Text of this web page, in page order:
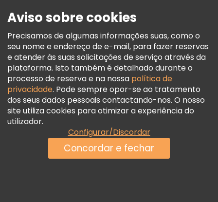
Termos E Informações Legais
Política De Cookies
Freetour Prémios
Programa De Fidelidade
Aviso sobre cookies
Precisamos de algumas informações suas, como o
seu nome e endereço de e-mail, para fazer reservas
e atender às suas solicitações de serviço através da
plataforma. Isto também é detalhado durante o
processo de reserva e na nossa política de
privacidade. Pode sempre opor-se ao tratamento
dos seus dados pessoais contactando-nos. O nosso
site utiliza cookies para otimizar a experiência do
utilizador.
Configurar/Discordar
Concordar e fechar